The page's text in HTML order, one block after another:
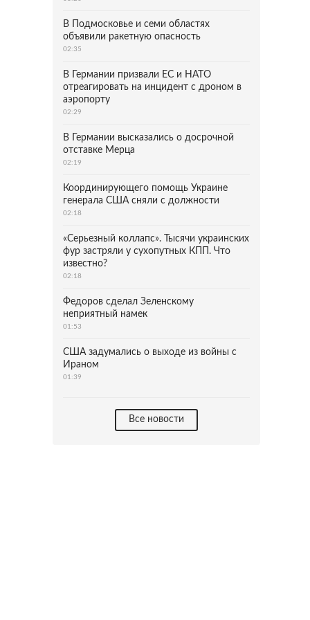
В Подмосковье и семи областях
объявили ракетную опасность
02:35
В Германии призвали ЕС и НАТО
отреагировать на инцидент с дроном в
аэропорту
02:29
В Германии высказались о досрочной
отставке Мерца
02:19
Координирующего помощь Украине
генерала США сняли с должности
02:18
«Серьезный коллапс». Тысячи украинских
фур застряли у сухопутных КПП. Что
известно?
02:18
Федоров сделал Зеленскому
неприятный намек
01:53
США задумались о выходе из войны с
Ираном
01:39
Все новости